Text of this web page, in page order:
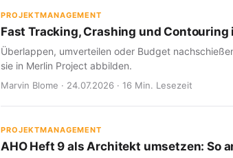
PROJEKTMANAGEMENT
Fast Tracking, Crashing und
Überlappen, umverteilen oder Budget
sie in Merlin Project abbilden.
Marvin Blome · 24.07.2026 · 16 Min. Lesezeit
PROJEKTMANAGEMENT
AHO Heft 9 als Architekt umsetzen: So